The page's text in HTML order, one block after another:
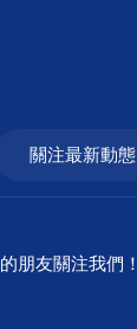
關注最新動態
朋友關注我們！